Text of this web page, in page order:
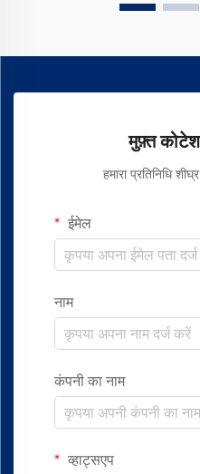
मुफ़्त
हमारा प्रतिनिधि
ईमेल
नाम
कंपनी का नाम
व्हाट्सएप